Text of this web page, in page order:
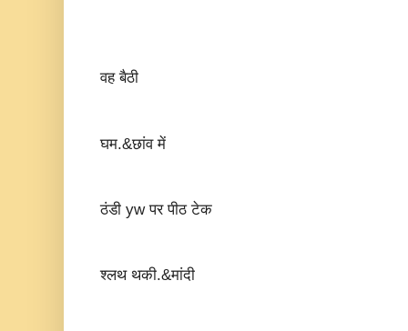
वह बैठी
घम.&छांव में
ठंडी yw पर पीठ टेक
श्लथ थकी.&मांदी